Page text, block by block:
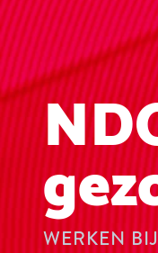
WERKEN